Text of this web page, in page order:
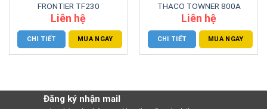
FRONTIER TF230
Liên hệ
MUA NGAY
CHI TIẾT
THACO TOWNER 800A
Liên hệ
MUA NGAY
CHI TIẾT
Đăng ký nhận mail